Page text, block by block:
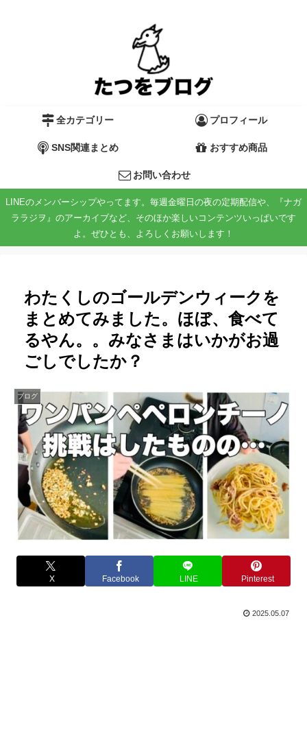
全カテゴリー プロフィール
SNS関連まとめ おすすめ商品
お問い合わせ
LINEのメンバーシップやってます。毎週金曜日の夜の定期配信や、『ナガ
ララジヲ』のアーカイブなど、そのほか楽しいコンテンツいっぱいです
よ。ぜひとも、よろしくお願いします！
わたくしのゴールデンウィークを
まとめてみました。ほぼ、食べて
るやん。。みなさまはいかがお過
ごしでしたか？
ブログ
X Facebook LINE Pinterest
2025.05.07